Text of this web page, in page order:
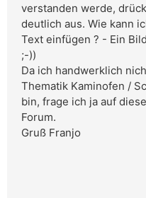
verstanden werde,
deutlich aus. Wie kann
Text einfügen ? - Ein
;-))
Da ich handwerklich
Thematik Kaminofen /
bin, frage ich ja auf
Forum.
Gruß Franjo